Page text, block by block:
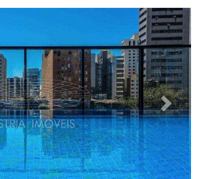
Next